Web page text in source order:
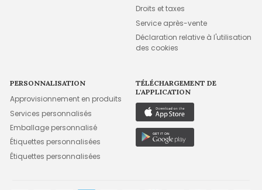
Droits et taxes
Service après-vente
Déclaration relative à l'utilisation
des cookies
PERSONNALISATION
Approvisionnement en produits
Services personnalisés
Emballage personnalisé
Étiquettes personnalisées
Étiquettes personnalisées
TÉLÉCHARGEMENT DE
L'APPLICATION